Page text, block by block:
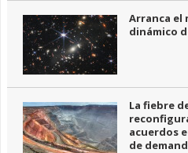
Arranca el
dinámico
La fiebre
acuerdos
de